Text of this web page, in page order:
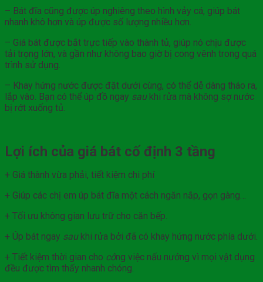
– Bát đĩa cũng được úp nghiêng theo hình vảy cá, giúp bát
nhanh khô hơn và úp được số lượng nhiều hơn.
– Giá bát được bắt trực tiếp vào thành tủ, giúp nó chịu được
tải trọng lớn, và gần như không bao giờ bị cong vênh trong quá
trình sử dụng.
– Khay hứng nước được đặt dưới cùng, có thể dễ dàng tháo ra,
lắp vào. Bạn có thể úp đồ ngay sau khi rửa mà không sợ nước
bị rớt xuống tủ.
Lợi ích của giá bát cố định 3 tầng
+ Giá thành vừa phải, tiết kiệm chi phí
+ Giúp các chị em úp bát đĩa một cách ngăn nắp, gọn gàng…
+ Tối ưu không gian lưu trữ cho căn bếp.
+ Úp bát ngay sau khi rửa bởi đã có khay hứng nước phía dưới.
+ Tiết kiệm thời gian cho công việc nấu nướng vì mọi vật dụng
đều được tìm thấy nhanh chóng.